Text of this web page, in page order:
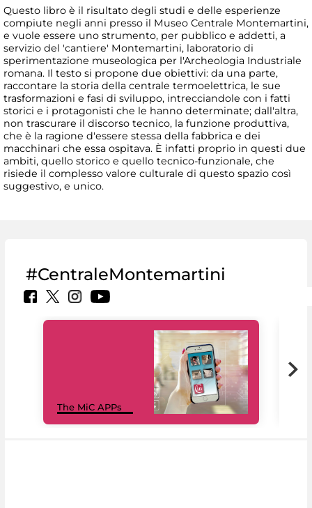
Questo libro è il risultato degli studi e delle esperienze
compiute negli anni presso il Museo Centrale Montemartini,
e vuole essere uno strumento, per pubblico e addetti, a
servizio del 'cantiere' Montemartini, laboratorio di
sperimentazione museologica per l'Archeologia Industriale
romana. Il testo si propone due obiettivi: da una parte,
raccontare la storia della centrale termoelettrica, le sue
trasformazioni e fasi di sviluppo, intrecciandole con i fatti
storici e i protagonisti che le hanno determinate; dall'altra,
non trascurare il discorso tecnico, la funzione produttiva,
che è la ragione d'essere stessa della fabbrica e dei
macchinari che essa ospitava. È infatti proprio in questi due
ambiti, quello storico e quello tecnico-funzionale, che
risiede il complesso valore culturale di questo spazio così
suggestivo, e unico.
#CentraleMontemartini
The MiC APPs